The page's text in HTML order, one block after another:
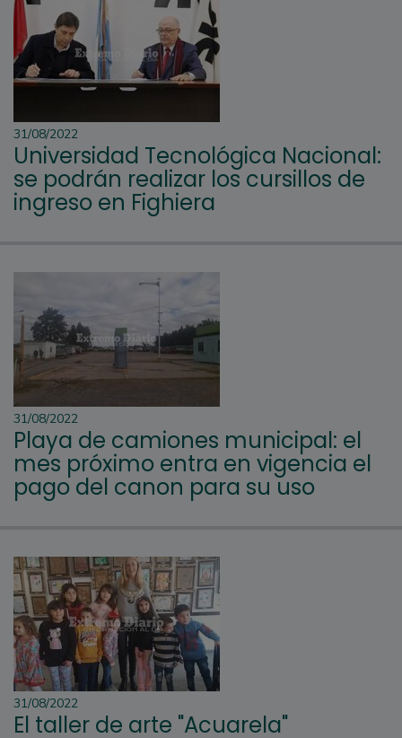
31/08/2022
Universidad Tecnológica Nacional:
se podrán realizar los cursillos de
ingreso en Fighiera
31/08/2022
Playa de camiones municipal: el
mes próximo entra en vigencia el
pago del canon para su uso
31/08/2022
El taller de arte "Acuarela"